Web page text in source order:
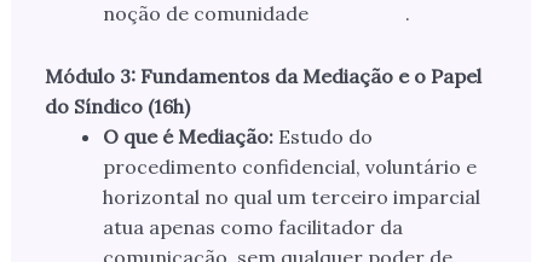
noção de comunidade
.
Módulo 3: Fundamentos da Mediação e o Papel
do Síndico (16h)
O que é Mediação:Estudo do
procedimento confidencial, voluntário e
horizontal no qual um terceiro imparcial
atua apenas como facilitador da